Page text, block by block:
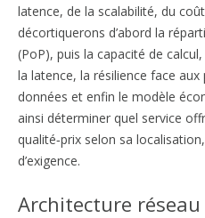
latence, de la scalabilité, du
décortiquerons d’abord la
(PoP), puis la capacité de
la latence, la résilience face
données et enfin le modèle
ainsi déterminer quel service
qualité‑prix selon sa
d’exigence.
Architecture